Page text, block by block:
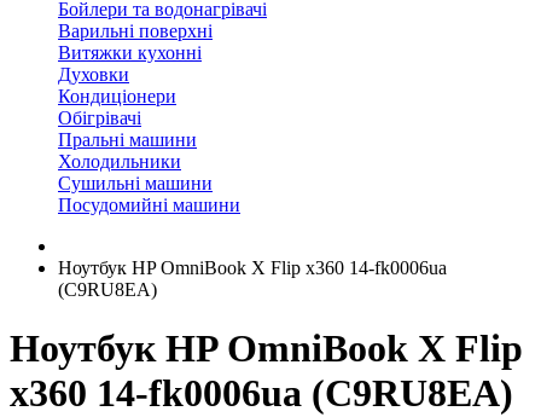
Бойлери та водонагрівачі
Варильні поверхні
Витяжки кухонні
Духовки
Кондиціонери
Обігрівачі
Пральні машини
Холодильники
Сушильні машини
Посудомийні машини
Ноутбук HP OmniBook X Flip x360 14-fk0006ua
(C9RU8EA)
Ноутбук HP OmniBook X Flip
x360 14-fk0006ua (C9RU8EA)